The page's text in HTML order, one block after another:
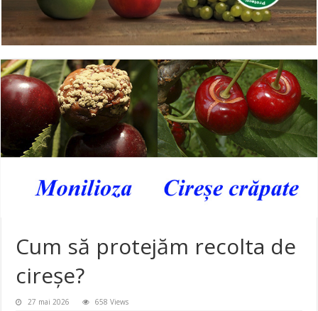
Cum să protejăm recolta de
cireșe?
27 mai 2026 658 Views